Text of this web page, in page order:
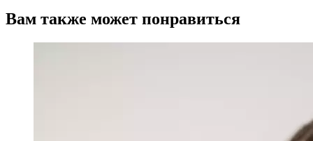
Вам также может понравиться